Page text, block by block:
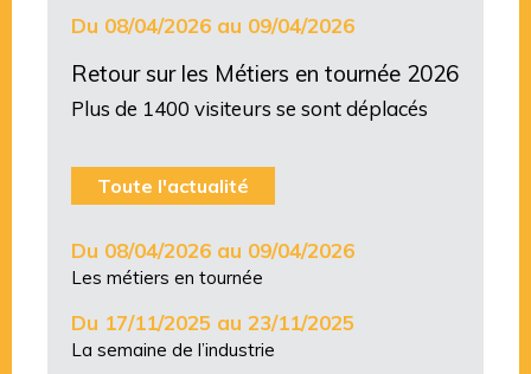
Du 08/04/2026 au 09/04/2026
Retour sur les Métiers en tournée 2026
Plus de 1400 visiteurs se sont déplacés
Toute l'actualité
Du 08/04/2026 au 09/04/2026
Les métiers en tournée
Du 17/11/2025 au 23/11/2025
La semaine de l’industrie